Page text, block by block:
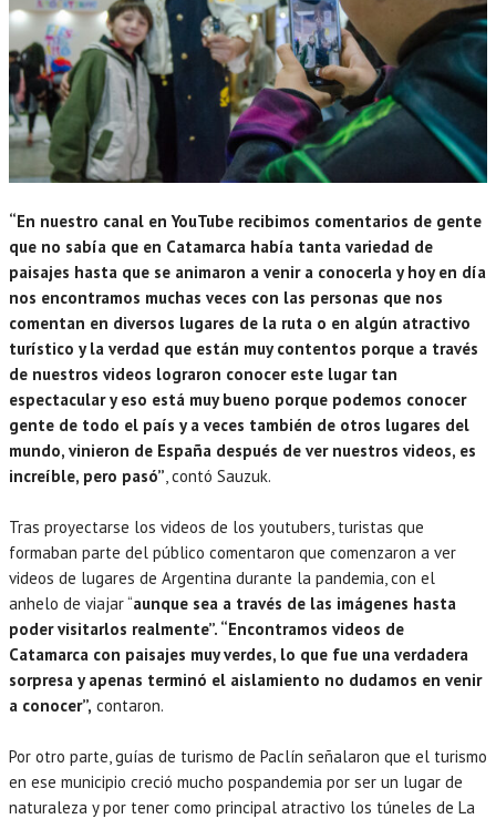
“En nuestro canal en YouTube recibimos comentarios de gente
que no sabía que en Catamarca había tanta variedad de
paisajes hasta que se animaron a venir a conocerla y hoy en día
nos encontramos muchas veces con las personas que nos
comentan en diversos lugares de la ruta o en algún atractivo
turístico y la verdad que están muy contentos porque a través
de nuestros videos lograron conocer este lugar tan
espectacular y eso está muy bueno porque podemos conocer
gente de todo el país y a veces también de otros lugares del
mundo, vinieron de España después de ver nuestros videos, es
increíble, pero pasó”, contó Sauzuk.
Tras proyectarse los videos de los youtubers, turistas que
formaban parte del público comentaron que comenzaron a ver
videos de lugares de Argentina durante la pandemia, con el
anhelo de viajar “aunque sea a través de las imágenes hasta
poder visitarlos realmente”. “Encontramos videos de
Catamarca con paisajes muy verdes, lo que fue una verdadera
sorpresa y apenas terminó el aislamiento no dudamos en venir
a conocer”, contaron.
Por otro parte, guías de turismo de Paclín señalaron que el turismo
en ese municipio creció mucho pospandemia por ser un lugar de
naturaleza y por tener como principal atractivo los túneles de La